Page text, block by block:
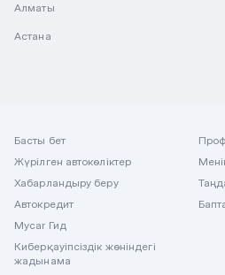
Алматы
Астана
Басты бет
Жүрілген автокөліктер
Хабарландыру беру
Автокредит
Mycar Гид
Киберқауіпсіздік жөніндегі
жадынама